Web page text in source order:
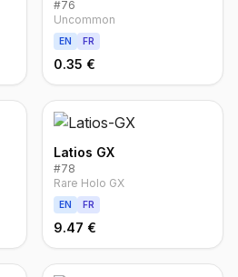
#76
Uncommon
EN FR
0.35 €
Latios GX
#78
Rare Holo GX
EN FR
9.47 €